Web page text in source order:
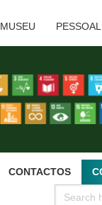
MUSEU PESSOAL
CONTACTOS
Search
for: